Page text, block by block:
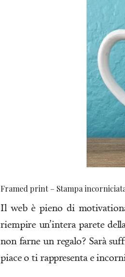
Framed print – Stampa
Il web è pieno di
riempire un’intera parete
non farne un regalo? Sarà
piace o ti rappresenta e